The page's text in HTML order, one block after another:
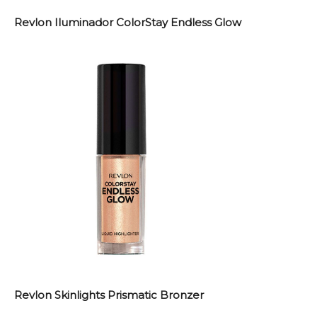
Revlon Iluminador ColorStay Endless Glow
Revlon Skinlights Prismatic Bronzer